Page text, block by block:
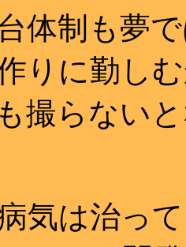
体制も夢
りに勤し
撮らない
気は治っ